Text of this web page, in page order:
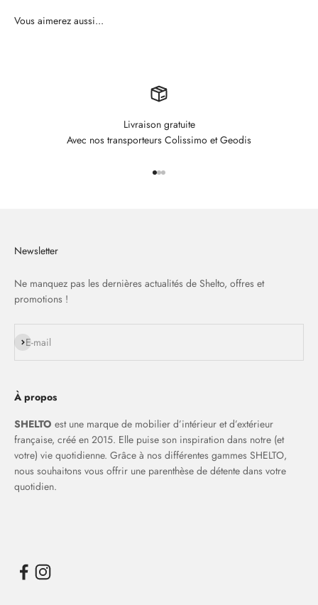
Livraison gratuite
Avec nos transporteurs Colissimo et Geodis
Newsletter
Ne manquez pas les dernières actualités de Shelto, offres et
promotions !
E-mail
S'inscrire
À propos
SHELTO est une marque de mobilier d’intérieur et d’extérieur
française, créé en 2015. Elle puise son inspiration dans notre (et
votre) vie quotidienne. Grâce à nos différentes gammes SHELTO,
nous souhaitons vous offrir une parenthèse de détente dans votre
quotidien.